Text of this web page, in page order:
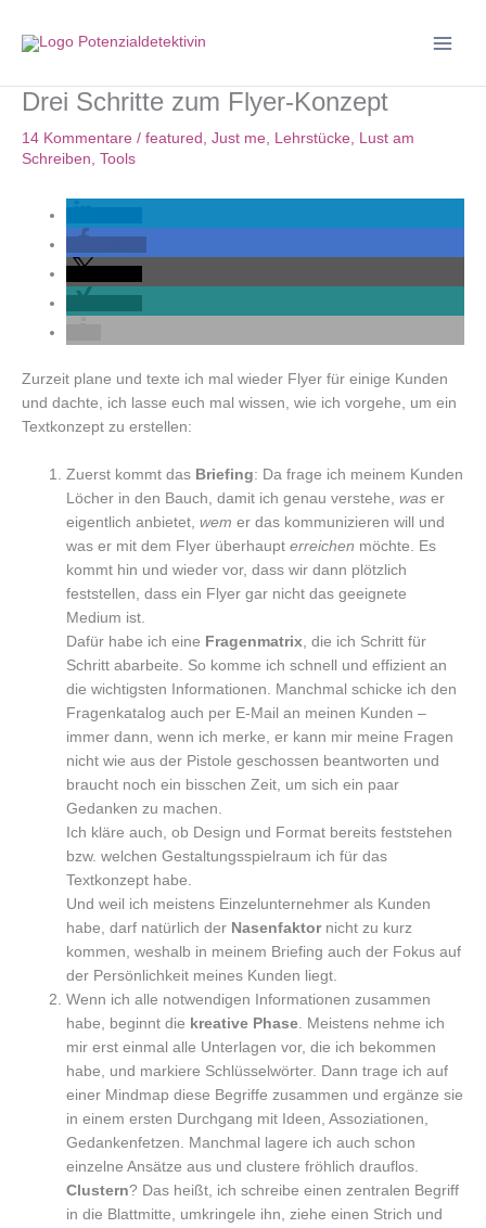
Inhalt
Drei Schritte zum Flyer-Konzept
14 Kommentare / featured , Just me, Lehrstücke, Lust am
Schreiben, Tools
Zurzeit plane und texte ich mal wieder Flyer für einige Kunden
und dachte, ich lasse euch mal wissen, wie ich vorgehe, um ein
Textkonzept zu erstellen:
Zuerst kommt das Briefing: Da frage ich meinem Kunden
Löcher in den Bauch, damit ich genau verstehe,was er
eigentlich anbietet,wem er das kommunizieren will und
was er mit dem Flyer überhaupterreichen möchte. Es
kommt hin und wieder vor, dass wir dann plötzlich
feststellen, dass ein Flyer gar nicht das geeignete
Medium ist.
Dafür habe ich eine Fragenmatrix , die ich Schritt für
Schritt abarbeite. So komme ich schnell und effizient an
die wichtigsten Informationen. Manchmal schicke ich den
Fragenkatalog auch per E-Mail an meinen Kunden –
immer dann, wenn ich merke, er kann mir meine Fragen
nicht wie aus der Pistole geschossen beantworten und
braucht noch ein bisschen Zeit, um sich ein paar
Gedanken zu machen.
Ich kläre auch, ob Design und Format bereits feststehen
bzw. welchen Gestaltungsspielraum ich für das
Textkonzept habe.
Und weil ich meistens Einzelunternehmer als Kunden
habe, darf natürlich der Nasenfaktornicht zu kurz
kommen, weshalb in meinem Briefing auch der Fokus auf
der Persönlichkeit meines Kunden liegt.
Wenn ich alle notwendigen Informationen zusammen
habe, beginnt die kreative Phase . Meistens nehme ich
mir erst einmal alle Unterlagen vor, die ich bekommen
habe, und markiere Schlüsselwörter. Dann trage ich auf
einer Mindmap diese Begriffe zusammen und ergänze sie
in einem ersten Durchgang mit Ideen, Assoziationen,
Gedankenfetzen. Manchmal lagere ich auch schon
einzelne Ansätze aus und clustere fröhlich drauflos.
Clustern? Das heißt, ich schreibe einen zentralen Begriff
in die Blattmitte, umkringele ihn, ziehe einen Strich und